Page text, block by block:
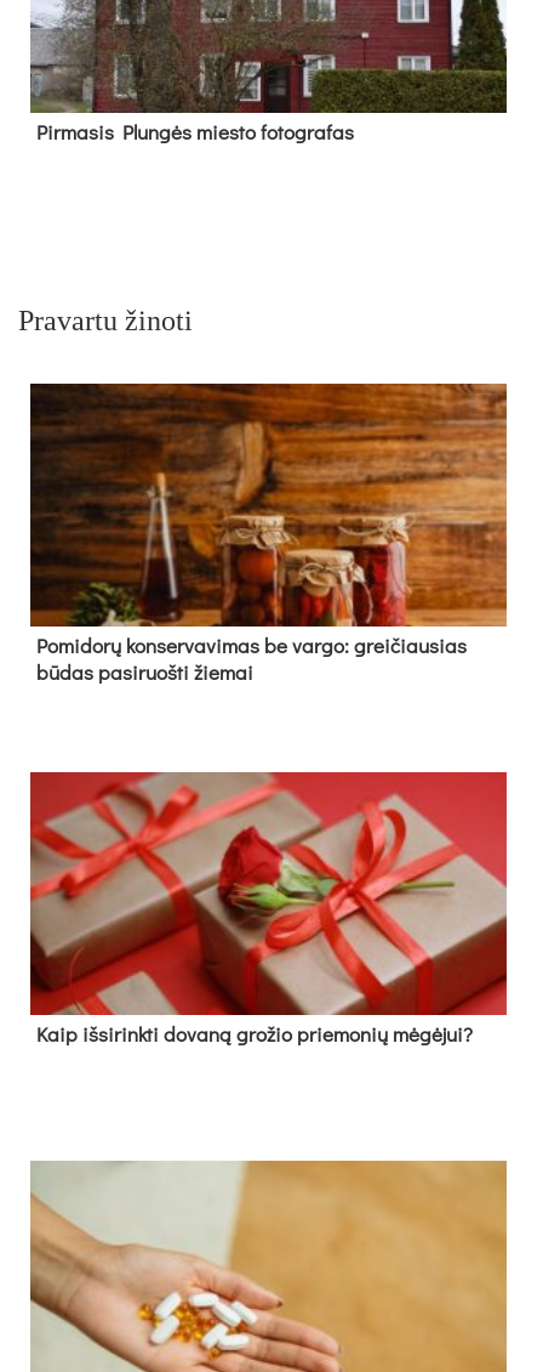
Pir­ma­sis Plun­gės mies­to fo­tog­ra­fas
Pravartu žinoti
Pomidorų konservavimas be vargo: greičiausias
būdas pasiruošti žiemai
Kaip išsirinkti dovaną grožio priemonių mėgėjui?